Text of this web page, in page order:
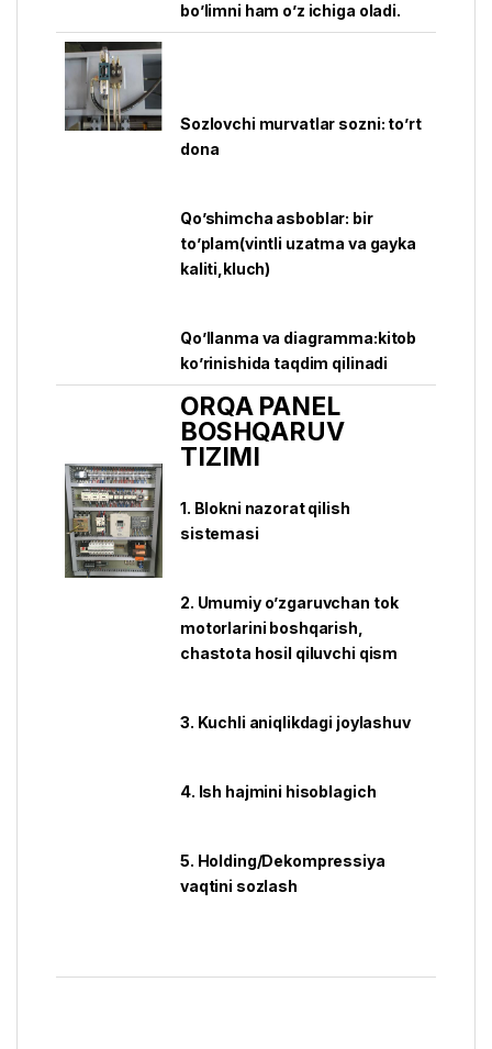
bo’limni ham o’z ichiga oladi.
Sozlovchi murvatlar sozni: to’rt
dona
Qo’shimcha asboblar: bir
to’plam(vintli uzatma va gayka
kaliti,kluch)
Qo’llanma va diagramma:kitob
ko’rinishida taqdim qilinadi
ORQA PANEL
BOSHQARUV
TIZIMI
1. Blokni nazorat qilish
sistemasi
2. Umumiy o’zgaruvchan tok
motorlarini boshqarish,
chastota hosil qiluvchi qism
3. Kuchli aniqlikdagi joylashuv
4. Ish hajmini hisoblagich
5. Holding/Dekompressiya
vaqtini sozlash